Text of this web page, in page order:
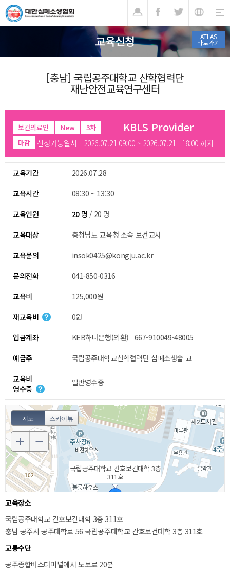
ATLAS
바로가기
교육신청
[충남] 국립공주대학교 산학협력단
재난안전교육연구센터
보건의료인 New 3차 KBLS Provider
마감 신청가능일시 - 2026.07.21 09:00 ~ 2026.07.21 18:00 까지
교육기간
2026.07.28
교육시간
08:30 ~ 13:30
교육인원
20 명 / 20 명
교육대상
충청남도 교육청 소속 보건교사
교육문의
insok0425@kongju.ac.kr
문의전화
041-850-0316
교육비
125,000원
재교육비
0원
입금계좌
KEB하나은행(외환) 667-910049-48005
예금주
국립공주대학교산학협력단 심폐소생술 교
교육비
영수증
일반영수증
지도 스카이뷰
국립공주대학교 간호보건대학 3층
311호
교육장소
국립공주대학교 간호보건대학 3층 311호
충남 공주시 공주대학로 56 국립공주대학교 간호보건대학 3층 311호
교통수단
공주종합버스터미널에서 도보로 20분